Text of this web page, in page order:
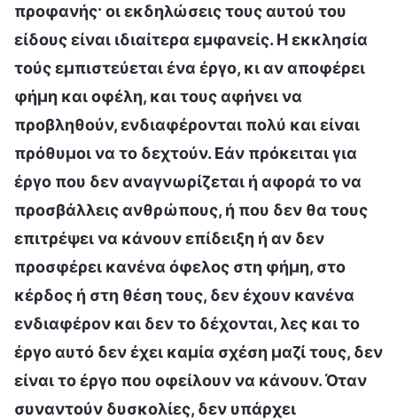
προφανής· οι εκδηλώσεις τους αυτού του
είδους είναι ιδιαίτερα εμφανείς. Η εκκλησία
τούς εμπιστεύεται ένα έργο, κι αν αποφέρει
φήμη και οφέλη, και τους αφήνει να
προβληθούν, ενδιαφέρονται πολύ και είναι
πρόθυμοι να το δεχτούν. Εάν πρόκειται για
έργο που δεν αναγνωρίζεται ή αφορά το να
προσβάλλεις ανθρώπους, ή που δεν θα τους
επιτρέψει να κάνουν επίδειξη ή αν δεν
προσφέρει κανένα όφελος στη φήμη, στο
κέρδος ή στη θέση τους, δεν έχουν κανένα
ενδιαφέρον και δεν το δέχονται, λες και το
έργο αυτό δεν έχει καμία σχέση μαζί τους, δεν
είναι το έργο που οφείλουν να κάνουν. Όταν
συναντούν δυσκολίες, δεν υπάρχει